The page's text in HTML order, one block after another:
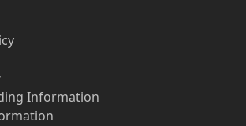
Information